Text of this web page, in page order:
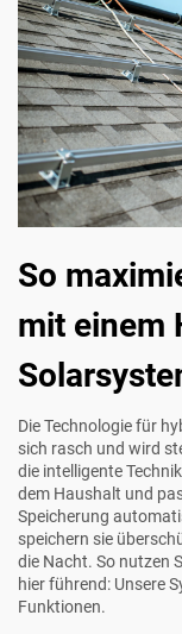
So
mit einem
Die Technologie für
sich rasch und wird
die intelligente
dem Haushalt und
Speicherung
speichern sie
die Nacht. So nutzen
hier führend: Unsere
Funktionen.